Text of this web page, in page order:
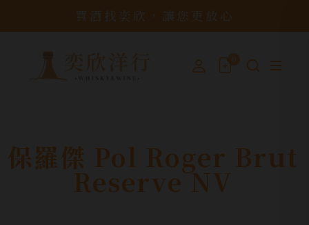
買酒找奕欣，讓您更放心
保羅傑 Pol Roger Brut
Reserve NV